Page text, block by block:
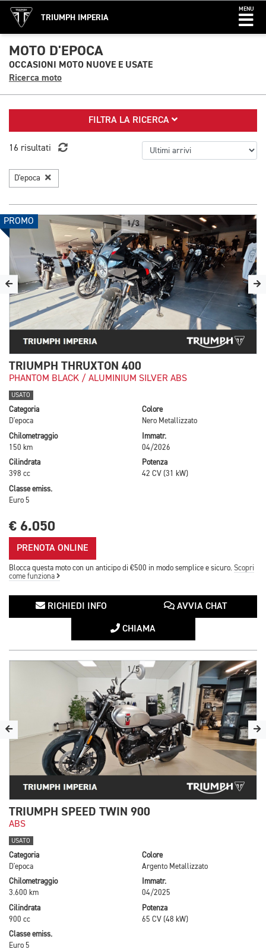
TRIUMPH IMPERIA
MENU
MOTO D'EPOCA
OCCASIONI MOTO NUOVE E USATE
Ricerca moto
FILTRA LA RICERCA
16 risultati
D'epoca
PROMO 1/3
TRIUMPH THRUXTON 400
PHANTOM BLACK / ALUMINIUM SILVER ABS
USATO
Categoria
D'epoca
Colore
Nero Metallizzato
Chilometraggio
150 km
Immatr.
04/2026
Cilindrata
398 cc
Potenza
42 CV (31 kW)
Classe emiss.
Euro 5
€ 6.050
PRENOTA ONLINE
Blocca questa moto con un anticipo di €500 in modo semplice e sicuro. Scopri
come funziona
RICHIEDI INFO AVVIA CHAT
CHIAMA
1/5
TRIUMPH SPEED TWIN 900
ABS
USATO
Categoria
D'epoca
Colore
Argento Metallizzato
Chilometraggio
3.600 km
Immatr.
04/2025
Cilindrata
900 cc
Potenza
65 CV (48 kW)
Classe emiss.
Euro 5